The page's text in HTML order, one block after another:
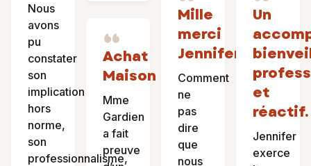
Nous
avons
pu
constater
son
implication
hors
norme,
son
professionnalisme,
Achat
Maison
Mme
Gardien
a fait
preuve
Mille
merci
Jennifer.
Comment
ne
pas
dire
que
nous
Un
et
réactif.
Jennifer
exerce